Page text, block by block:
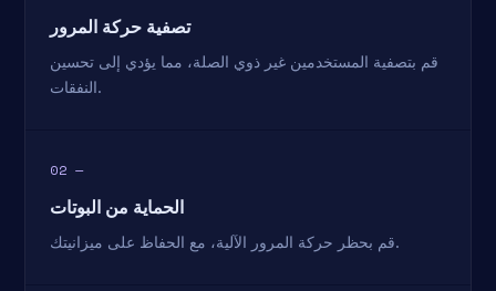
تصفية حركة المرور
قم بتصفية المستخدمين غير ذوي الصلة، مما يؤدي إلى تحسين
النفقات.
02 —
الحماية من البوتات
قم بحظر حركة المرور الآلية، مع الحفاظ على ميزانيتك.